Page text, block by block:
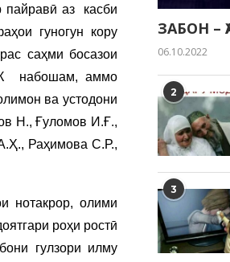
пайравӣ аз касби
гуногун кору
саҳми босазои
набошам, аммо
ва устодони
Н., Ғуломов И.Ғ.,
Раҳимова С.Р.,
нотакрор, олими
роҳи ростӣ
гулзори илму
ЗАБОН –
06.10.2022
2
3